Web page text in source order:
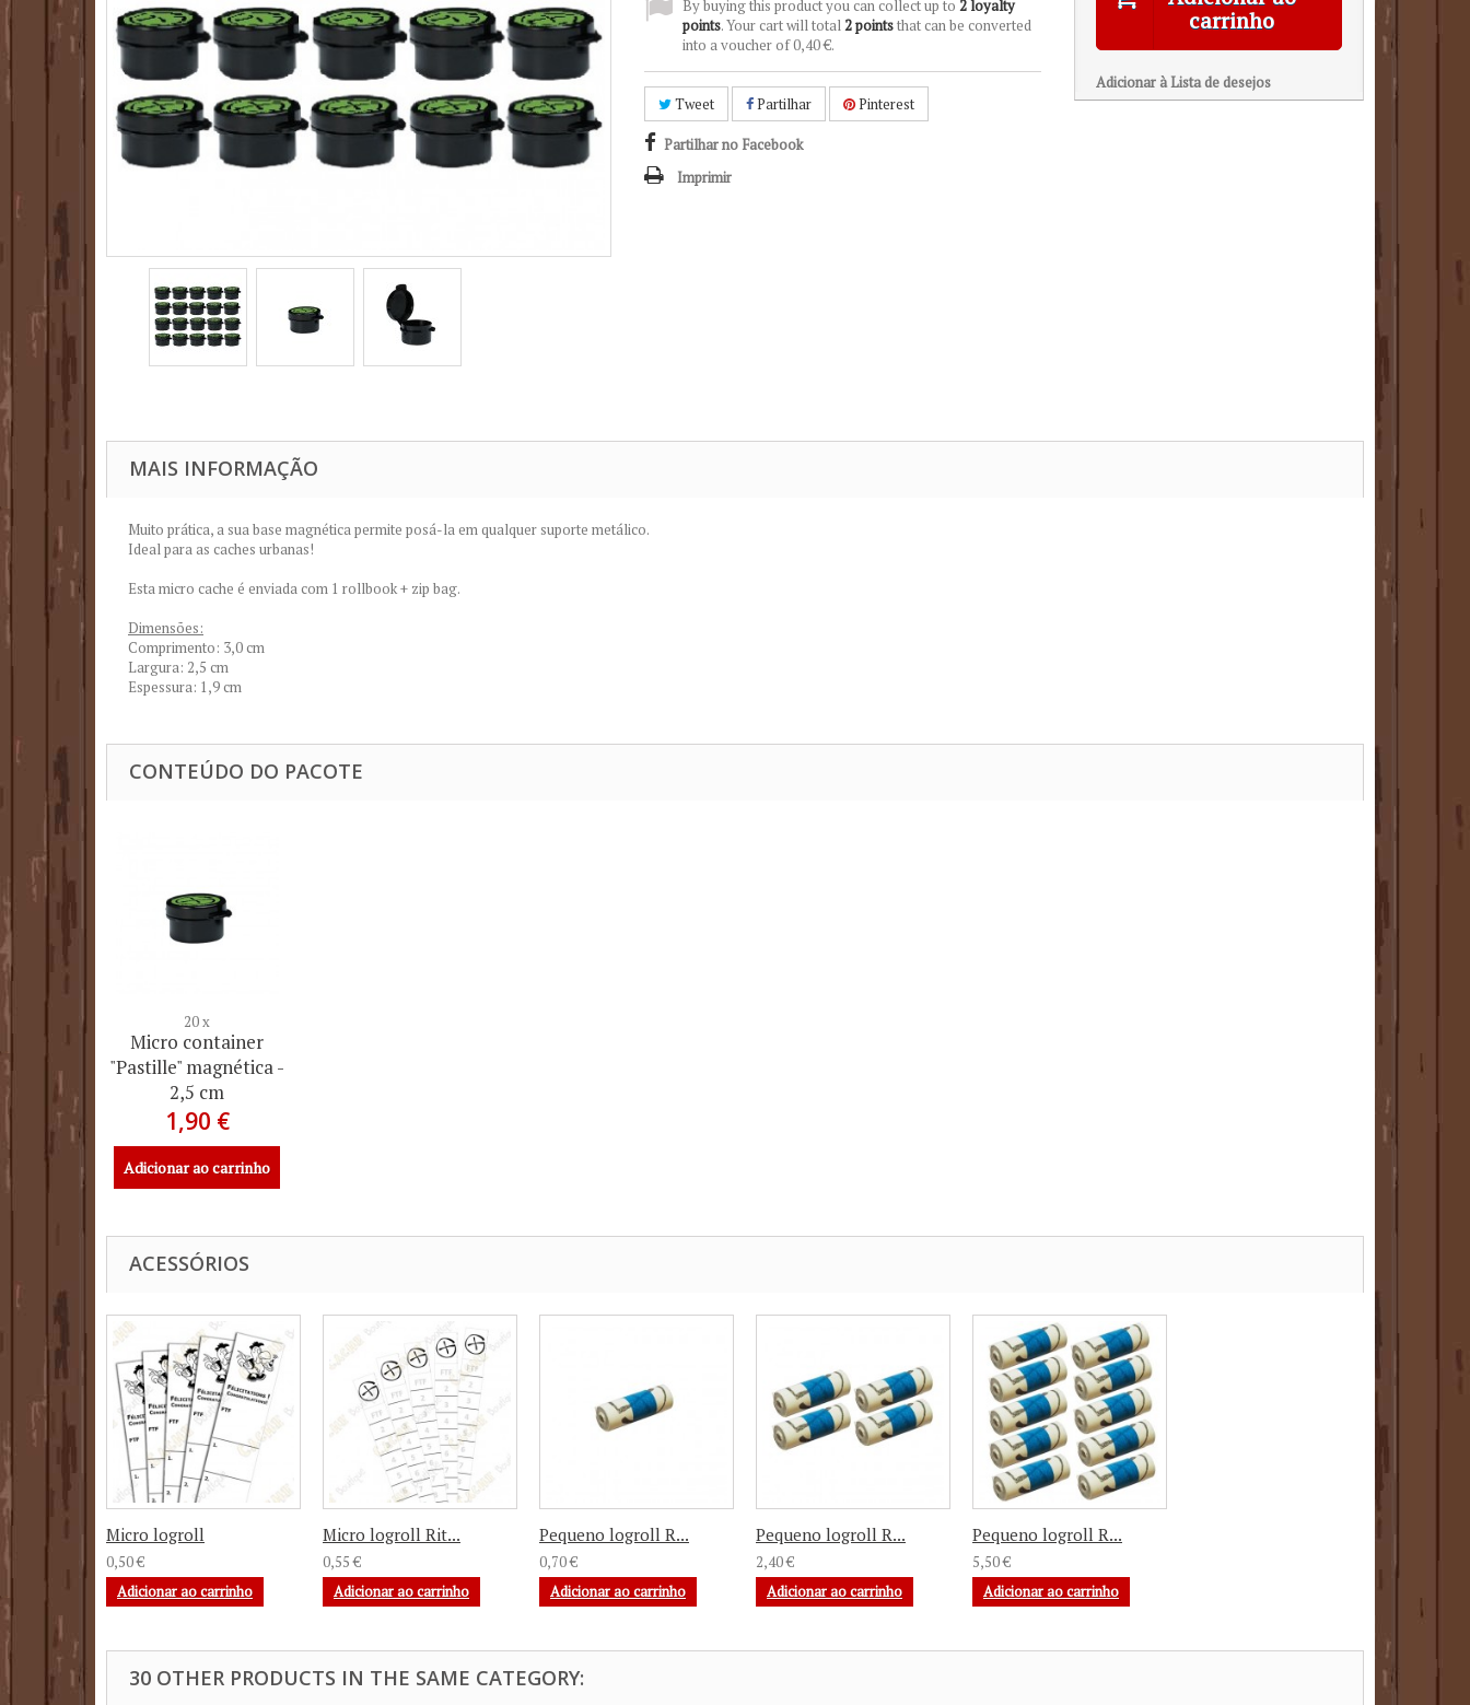
By buying this product you can collect up to 2loyalty
points. Your cart will total2pointsthat can be converted
into a voucher of0,40 €.
Tweet Partilhar Pinterest
Partilhar no Facebook
Imprimir
carrinho
Adicionar à Lista de desejos
MAIS INFORMAÇÃO
Muito prática, a sua base magnética permite posá-la em qualquer suporte metálico.
Ideal para as caches urbanas!
Esta micro cache é enviada com 1 rollbook + zip bag.
Dimensões:
Comprimento: 3,0 cm
Largura: 2,5 cm
Espessura: 1,9 cm
CONTEÚDO DO PACOTE
20 x
Micro container
"Pastille" magnética -
2,5 cm
1,90 €
Adicionar ao carrinho
ACESSÓRIOS
Micro logroll
0,50 €
Adicionar ao carrinho
Micro logroll Rit...
0,55 €
Adicionar ao carrinho
Pequeno logroll R...
0,70 €
Adicionar ao carrinho
Pequeno logroll R...
2,40 €
Adicionar ao carrinho
Pequeno logroll R...
5,50 €
Adicionar ao carrinho
30 OTHER PRODUCTS IN THE SAME CATEGORY: